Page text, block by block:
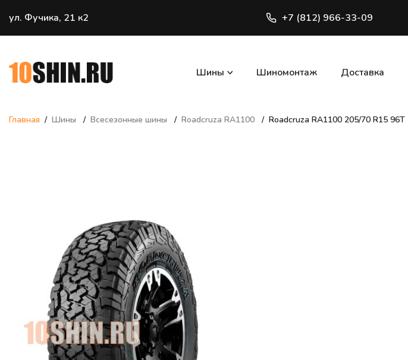
ул. Фучика, 21 к2 +7 (812) 966-33-09
Шины Шиномонтаж Доставка
Главная Шины Всесезонные шины Roadcruza RA1100 Roadcruza RA1100 205/70 R15 96T